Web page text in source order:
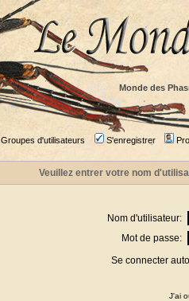
Monde des
Groupes d'utilisateurs S'enregistrer
Veuillez entrer votre nom
Nom d'utilisateur:
Mot de passe:
Se connecter
J'ai